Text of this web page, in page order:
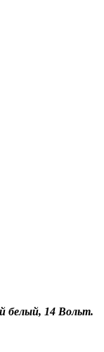
белый, 14 Вольт.